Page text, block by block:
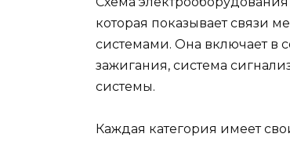
которая показывает связи
системами. Она включает в
зажигания, система
системы.
Каждая категория имеет